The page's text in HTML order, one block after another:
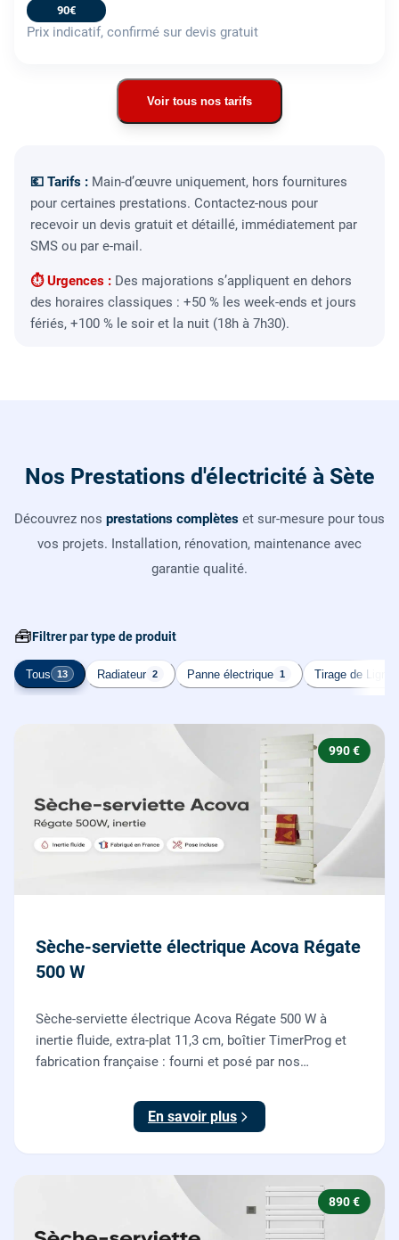
90€
Prix indicatif, confirmé sur devis gratuit
Voir tous nos tarifs
💶 Tarifs : Main-d’œuvre uniquement, hors fournitures
pour certaines prestations. Contactez-nous pour
recevoir un devis gratuit et détaillé, immédiatement par
SMS ou par e-mail.
⏱ Urgences : Des majorations s’appliquent en dehors
des horaires classiques : +50 % les week-ends et jours
fériés, +100 % le soir et la nuit (18h à 7h30).
Nos Prestations d'électricité à Sète
Découvrez nos prestations complètes et sur-mesure pour tous
vos projets. Installation, rénovation, maintenance avec
garantie qualité.
🧰Filtrer par type de produit
Tous 13 Radiateur 2 Panne électrique 1 Tirage de Ligne
990 €
Sèche-serviette électrique Acova Régate
500 W
Sèche-serviette électrique Acova Régate 500 W à
inertie fluide, extra-plat 11,3 cm, boîtier TimerProg et
fabrication française : fourni et posé par nos
En savoir plus
890 €